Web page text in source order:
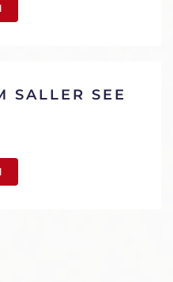
SALLER SEE